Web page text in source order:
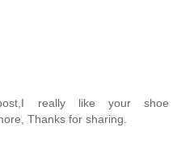
really like your shoe
Thanks for sharing.